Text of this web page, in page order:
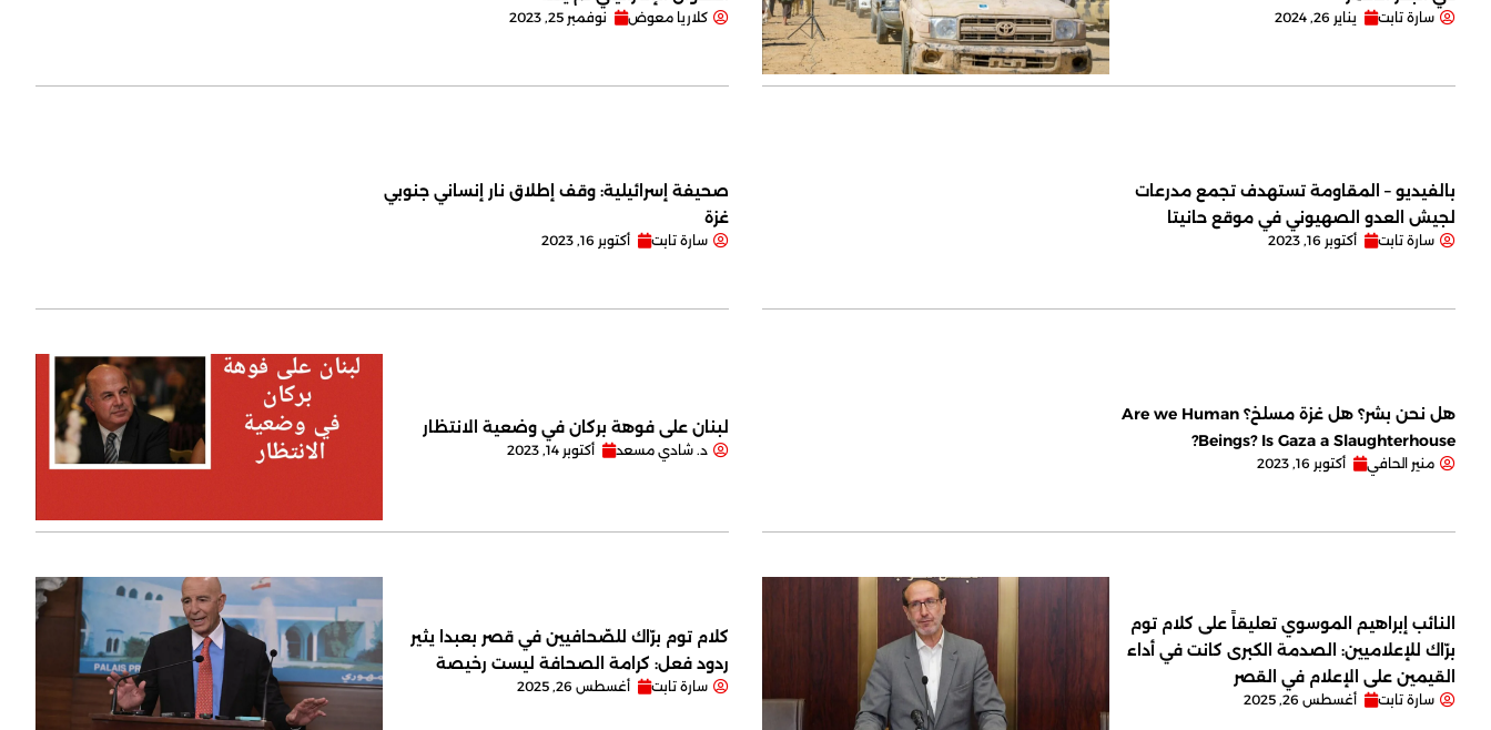
سارة تابت يناير 26, 2024 كلاريا معوض نوفمبر 25, 2023
بالفيديو – المقاومة تستهدف تجمع مدرعات
لجيش العدو الصهيوني في موقع حانيتا
سارة تابت أكتوبر 16, 2023
صحيفة إسرائيلية: وقف إطلاق نار إنساني جنوبي
غزة
سارة تابت أكتوبر 16, 2023
هل نحن بشر؟ هل غزة مسلخ؟ Are we Human
Beings? Is Gaza a Slaughterhouse?
منير الحافي أكتوبر 16, 2023
لبنان على فوهة بركان في وضعية الانتظار
د. شادي مسعد أكتوبر 14, 2023
النائب إبراهيم الموسوي تعليقاً على كلام توم
برّاك للإعلاميين: الصدمة الكبرى كانت في أداء
القيمين على ‏الإعلام في القصر
سارة تابت أغسطس 26, 2025
كلام توم برّاك للصّحافيين في قصر بعبدا يثير
ردود فعل: كرامة الصحافة ليست رخيصة
سارة تابت أغسطس 26, 2025